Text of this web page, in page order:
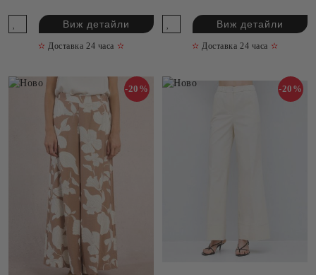
Виж детайли
✫ Доставка 24 часа ✫
Виж детайли
✫ Доставка 24 часа ✫
-20% -20%